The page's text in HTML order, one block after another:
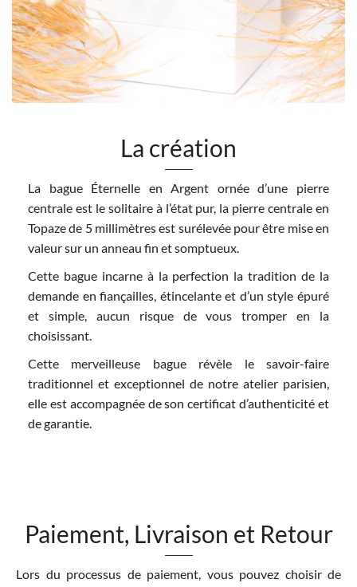
La création
La bague Éternelle en Argent ornée d’une pierre
centrale est le solitaire à l’état pur, la pierre centrale en
Topaze de 5 millimètres est surélevée pour être mise en
valeur sur un anneau fin et somptueux.
Cette bague incarne à la perfection la tradition de la
demande en fiançailles, étincelante et d’un style épuré
et simple, aucun risque de vous tromper en la
choisissant.
Cette merveilleuse bague révèle le savoir-faire
traditionnel et exceptionnel de notre atelier parisien,
elle est accompagnée de son certificat d’authenticité et
de garantie.
Paiement, Livraison et Retour
Lors du processus de paiement, vous pouvez choisir de